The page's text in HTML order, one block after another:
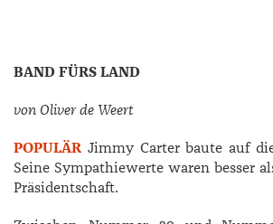
BAND FÜRS LAND
von Oliver de Weert
POPULÄR Jimmy Carter baute auf
Seine Sympathiewerte waren besser
Präsidentschaft.